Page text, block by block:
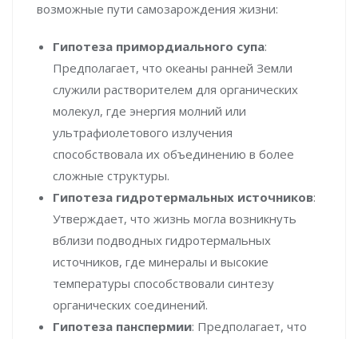
возможные пути самозарождения жизни:
Гипотеза примордиального супа:
Предполагает, что океаны ранней Земли
служили растворителем для органических
молекул, где энергия молний или
ультрафиолетового излучения
способствовала их объединению в более
сложные структуры.
Гипотеза гидротермальных источников:
Утверждает, что жизнь могла возникнуть
вблизи подводных гидротермальных
источников, где минералы и высокие
температуры способствовали синтезу
органических соединений.
Гипотеза панспермии: Предполагает, что